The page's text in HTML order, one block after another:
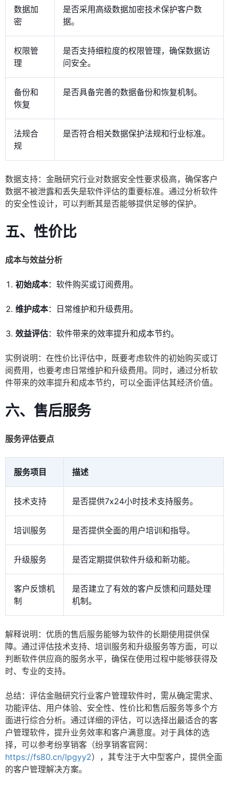
数据加
密
是否采用高级数据加密技术保护客户数
据。
权限管
理
是否支持细粒度的权限管理，确保数据访
问安全。
备份和
恢复
是否具备完善的数据备份和恢复机制。
法规合
规
是否符合相关数据保护法规和行业标准。
数据支持：金融研究行业对数据安全性要求极高，确保客户
数据不被泄露和丢失是软件评估的重要标准。通过分析软件
的安全性设计，可以判断其是否能够提供足够的保护。
五、性价比
成本与效益分析
初始成本：软件购买或订阅费用。
维护成本：日常维护和升级费用。
效益评估：软件带来的效率提升和成本节约。
实例说明：在性价比评估中，既要考虑软件的初始购买或订
阅费用，也要考虑日常维护和升级费用。同时，通过分析软
件带来的效率提升和成本节约，可以全面评估其经济价值。
六、售后服务
服务评估要点
服务项目 描述
技术支持 是否提供7x24小时技术支持服务。
培训服务 是否提供全面的用户培训和指导。
升级服务 是否定期提供软件升级和新功能。
客户反馈机
制
是否建立了有效的客户反馈和问题处理
机制。
解释说明：优质的售后服务能够为软件的长期使用提供保
障。通过评估技术支持、培训服务和升级服务等方面，可以
判断软件供应商的服务水平，确保在使用过程中能够获得及
时、专业的支持。
总结：评估金融研究行业客户管理软件时，需从确定需求、
功能评估、用户体验、安全性、性价比和售后服务等多个方
面进行综合分析。通过详细的评估，可以选择出最适合的客
户管理软件，提升业务效率和客户满意度。对于具体的选
择，可以参考纷享销客（纷享销客官网：
https://fs80.cn/lpgyy2），其专注于大中型客户，提供全面
的客户管理解决方案。